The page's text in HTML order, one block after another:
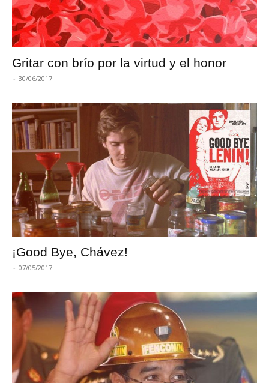
Gritar con brío por la virtud y el honor
- 30/06/2017
¡Good Bye, Chávez!
- 07/05/2017